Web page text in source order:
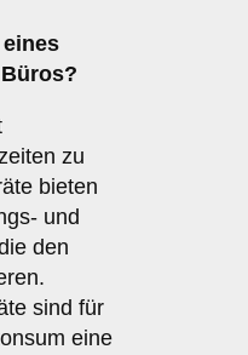
eines
zu
bieten
und
den
sind für
eine